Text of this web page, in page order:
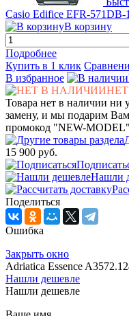
Casio Edifice EFR-571DB-
В корзину
Подробнее
Купить в 1 клик
В избранное
Товара нет в наличии ни
замену, и мы подарим
промокод "NEW-MODEL"
15 900 руб.
Нашли
Поделиться
Ошибка
Закрыть окно
Adriatica Essence
Нашли дешевле
Нашли дешевле